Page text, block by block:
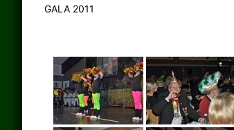
GALA 2011